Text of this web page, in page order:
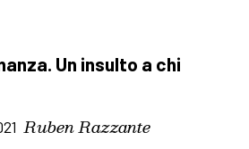
Un insulto a chi
Ruben Razzante